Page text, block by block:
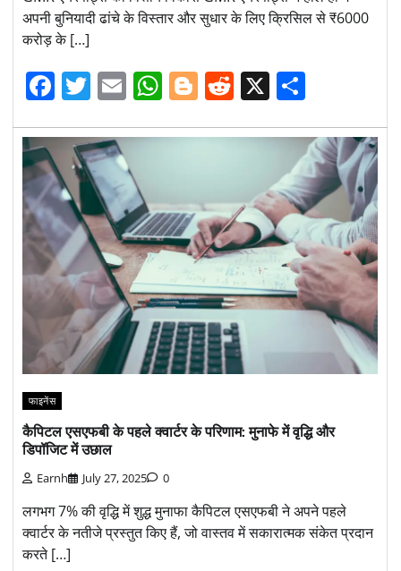
अपनी बुनियादी ढांचे के विस्तार और सुधार के लिए क्रिसिल से ₹6000
करोड़ के […]
Facebook
Twitter
EmailWhatsApp
Blogger
Reddit
X
फाइनेंस
कैपिटल एसएफबी के पहले क्वार्टर के परिणाम: मुनाफे में वृद्धि और
डिपॉजिट में उछाल
Earnh July 27, 2025 0
लगभग 7% की वृद्धि में शुद्ध मुनाफा कैपिटल एसएफबी ने अपने पहले
क्वार्टर के नतीजे प्रस्तुत किए हैं, जो वास्तव में सकारात्मक संकेत प्रदान
करते […]